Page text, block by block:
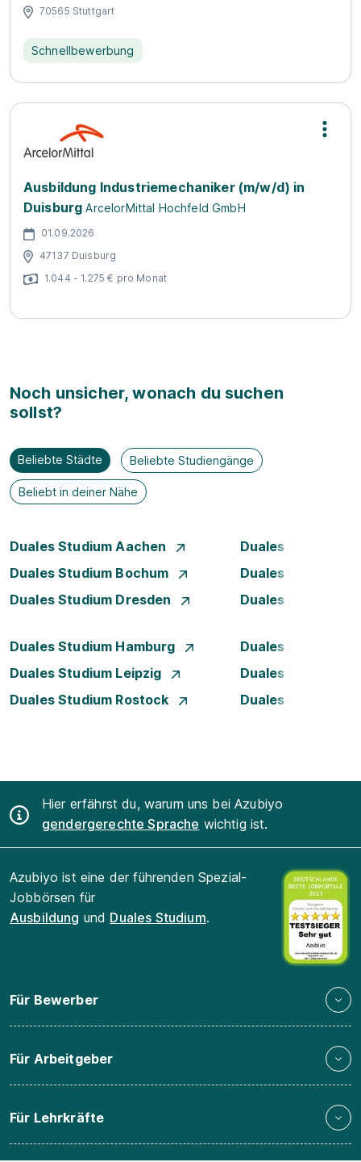
70565 Stuttgart
Schnellbewerbung
Ausbildung Industriemechaniker (m/w/d) in
Duisburg ArcelorMittal Hochfeld GmbH
01.09.2026
47137 Duisburg
1.044 - 1.275 € pro Monat
Noch unsicher, wonach du suchen
sollst?
Beliebte Städte Beliebte Studiengänge
Beliebt in deiner Nähe
Duales Studium Aachen
Duales Studium
Duales Studium Bochum
Duales Studium
Duales Studium Dresden
Duales Studium
Duales Studium Hamburg
Duales Studium
Duales Studium Leipzig
Duales Studium
Duales Studium Rostock
Duales Studium
Hier erfährst du, warum uns bei Azubiyo
gendergerechte Sprache wichtig ist.
Azubiyo ist eine der führenden Spezial-
Jobbörsen für
Ausbildung und Duales Studium.
Für Bewerber
Für Arbeitgeber
Für Lehrkräfte